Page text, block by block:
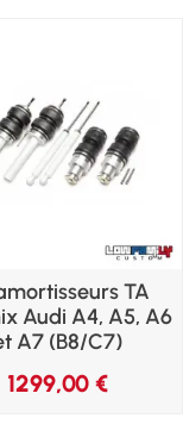
TA
Audi A4, A5, A6
A7 (B8/C7)
1299,00 €